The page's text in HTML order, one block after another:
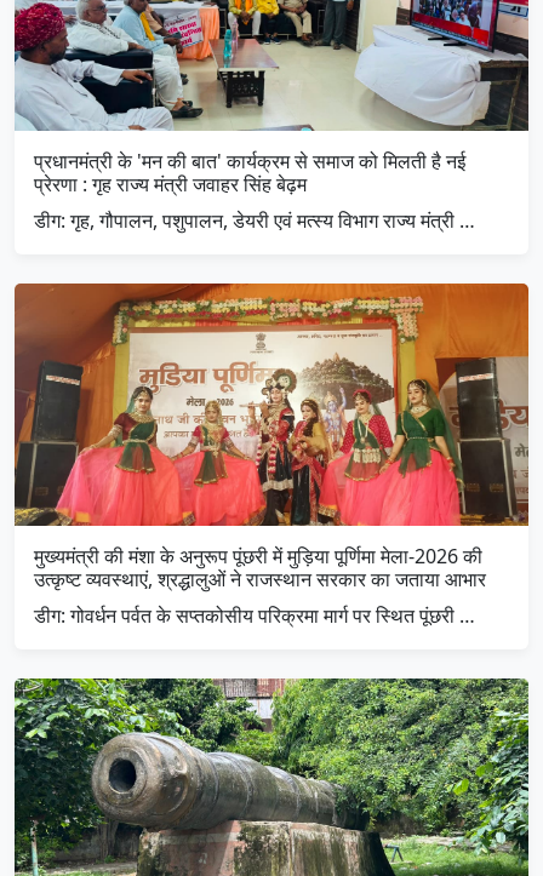
प्रधानमंत्री के 'मन की बात' कार्यक्रम से समाज को मिलती है नई
प्रेरणा : गृह राज्य मंत्री जवाहर सिंह बेढ़म
डीग: गृह, गौपालन, पशुपालन, डेयरी एवं मत्स्य विभाग राज्य मंत्री …
मुख्यमंत्री की मंशा के अनुरूप पूंछरी में मुड़िया पूर्णिमा मेला-2026 की
उत्कृष्ट व्यवस्थाएं, श्रद्धालुओं ने राजस्थान सरकार का जताया आभार
डीग: गोवर्धन पर्वत के सप्तकोसीय परिक्रमा मार्ग पर स्थित पूंछरी …